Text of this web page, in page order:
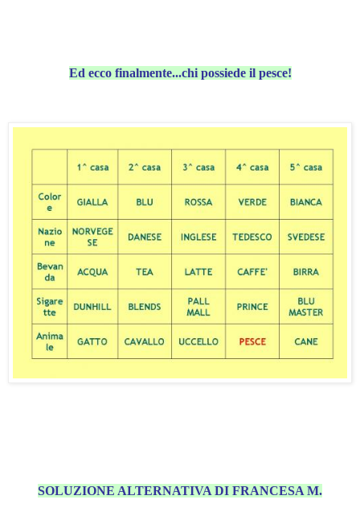
Ed ecco finalmente...chi possiede il pesce!
SOLUZIONE ALTERNATIVA DI FRANCESA M.